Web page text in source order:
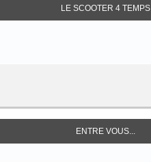
LE SCOOTER 4 TEMPS
ENTRE VOUS...